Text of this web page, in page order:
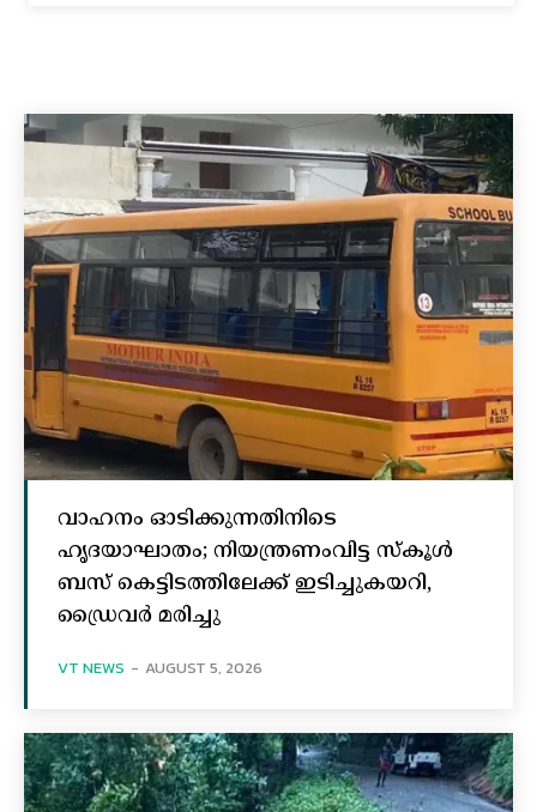
വാഹനം ഓടിക്കുന്നതിനിടെ
ഹൃദയാഘാതം; നിയന്ത്രണംവിട്ട സ്കൂൾ
ബസ് കെട്ടിടത്തിലേക്ക് ഇടിച്ചുകയറി,
ഡ്രൈവർ മരിച്ചു
VT NEWS - AUGUST 5, 2026